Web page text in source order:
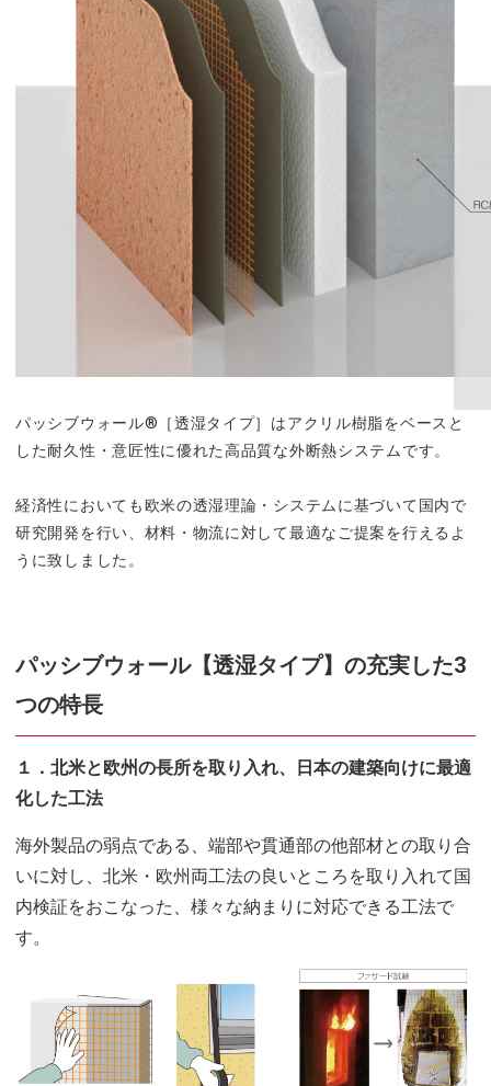
パッシブウォール®［透湿タイプ］はアクリル樹脂をベースと
した耐久性・意匠性に優れた高品質な外断熱システムです。
経済性においても欧米の透湿理論・システムに基づいて国内で
研究開発を行い、材料・物流に対して最適なご提案を行えるよ
うに致しました。
パッシブウォール【透湿タイプ】の充実した3
つの特長
１．北米と欧州の長所を取り入れ、日本の建築向けに最適
化した工法
海外製品の弱点である、端部や貫通部の他部材との取り合
いに対し、北米・欧州両工法の良いところを取り入れて国
内検証をおこなった、様々な納まりに対応できる工法で
す。